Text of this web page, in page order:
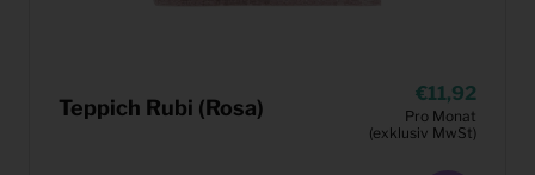
Teppich Rubi (Rosa)
11,92
Pro Monat
(exklusiv MwSt)